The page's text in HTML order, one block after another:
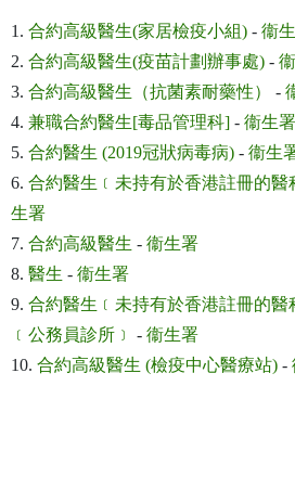
1. 合約高級醫生(家居檢疫小組) - 衞
2. 合約高級醫生(疫苗計劃辦事處) -
3. 合約高級醫生（抗菌素耐藥性） -
4. 兼職合約醫生[毒品管理科] - 衞生署
5. 合約醫生 (2019冠狀病毒病) - 衞生
6. 合約醫生﹝未持有於香港註冊的醫
生署
7. 合約高級醫生 - 衞生署
8. 醫生 - 衞生署
9. 合約醫生﹝未持有於香港註冊的醫
﹝公務員診所﹞
- 衞生署
10. 合約高級醫生 (檢疫中心醫療站) -